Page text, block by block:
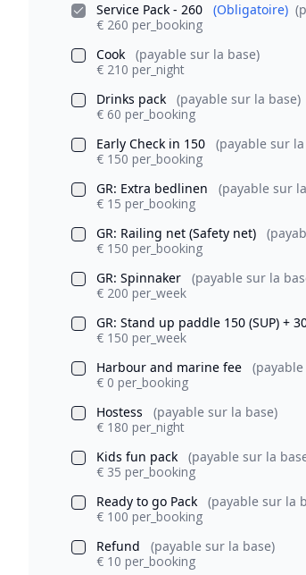
Service Pack - 260
(Obligatoire)
€ 260 per_booking
Cook
(payable sur la base)
€ 210 per_night
Drinks pack
(payable sur la base)
€ 60 per_booking
Early Check in 150
(payable sur
€ 150 per_booking
GR: Extra bedlinen
(payable sur
€ 15 per_booking
GR: Railing net (Safety net)
€ 150 per_booking
GR: Spinnaker
(payable sur la
€ 200 per_week
GR: Stand up paddle 150 (SUP) +
€ 150 per_week
Harbour and marine fee
€ 0 per_booking
Hostess
(payable sur la base)
€ 180 per_night
Kids fun pack
(payable sur la
€ 35 per_booking
Ready to go Pack
(payable sur la
€ 100 per_booking
Refund
(payable sur la base)
€ 10 per_booking